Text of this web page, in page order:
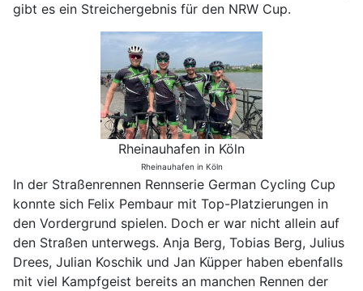
gibt es ein Streichergebnis für den NRW Cup.
Rheinauhafen in Köln
Rheinauhafen in Köln
In der Straßenrennen Rennserie German Cycling Cup
konnte sich Felix Pembaur mit Top-Platzierungen in
den Vordergrund spielen. Doch er war nicht allein auf
den Straßen unterwegs. Anja Berg, Tobias Berg, Julius
Drees, Julian Koschik und Jan Küpper haben ebenfalls
mit viel Kampfgeist bereits an manchen Rennen der